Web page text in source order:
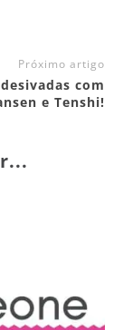
Próximo artigo
com
e Tenshi!